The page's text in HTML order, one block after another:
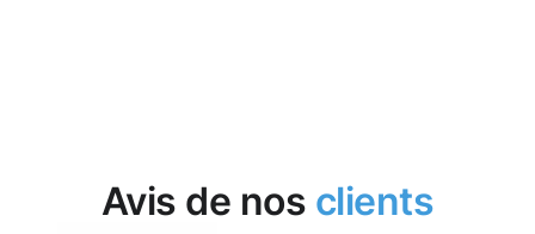
Avis de nos clients